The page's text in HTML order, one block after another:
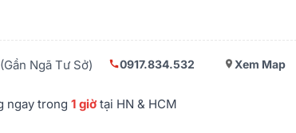
Ngã Tư Sở) 0917.834.532 Xem Map
ngay trong 1 giờtại HN & HCM